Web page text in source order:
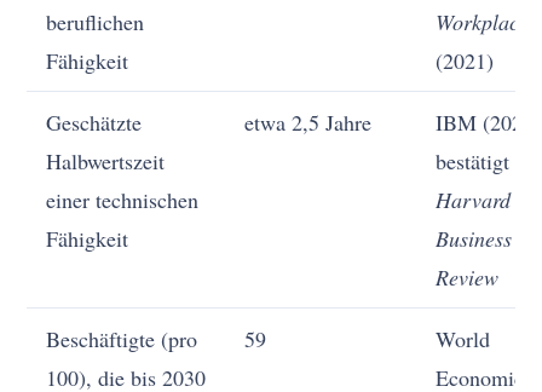
beruflichen
Fähigkeit
Workplace
(2021)
Geschätzte
Halbwertszeit
einer technischen
Fähigkeit
etwa 2,5 Jahre
IBM
bestätigt
Harvard
Business
Review
Beschäftigte (pro
100), die bis 2030
59
World
Economic